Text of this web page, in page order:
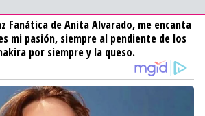
Fanática de Anita Alvarado, me encanta
mi pasión, siempre al pendiente de los
por siempre y la queso.